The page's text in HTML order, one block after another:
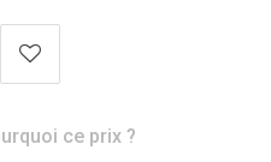
ce prix ?